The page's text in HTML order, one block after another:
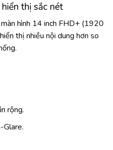
thị sắc nét
hình 14 inch FHD+ (1920
thị nhiều nội dung hơn so
rộng.
Glare.